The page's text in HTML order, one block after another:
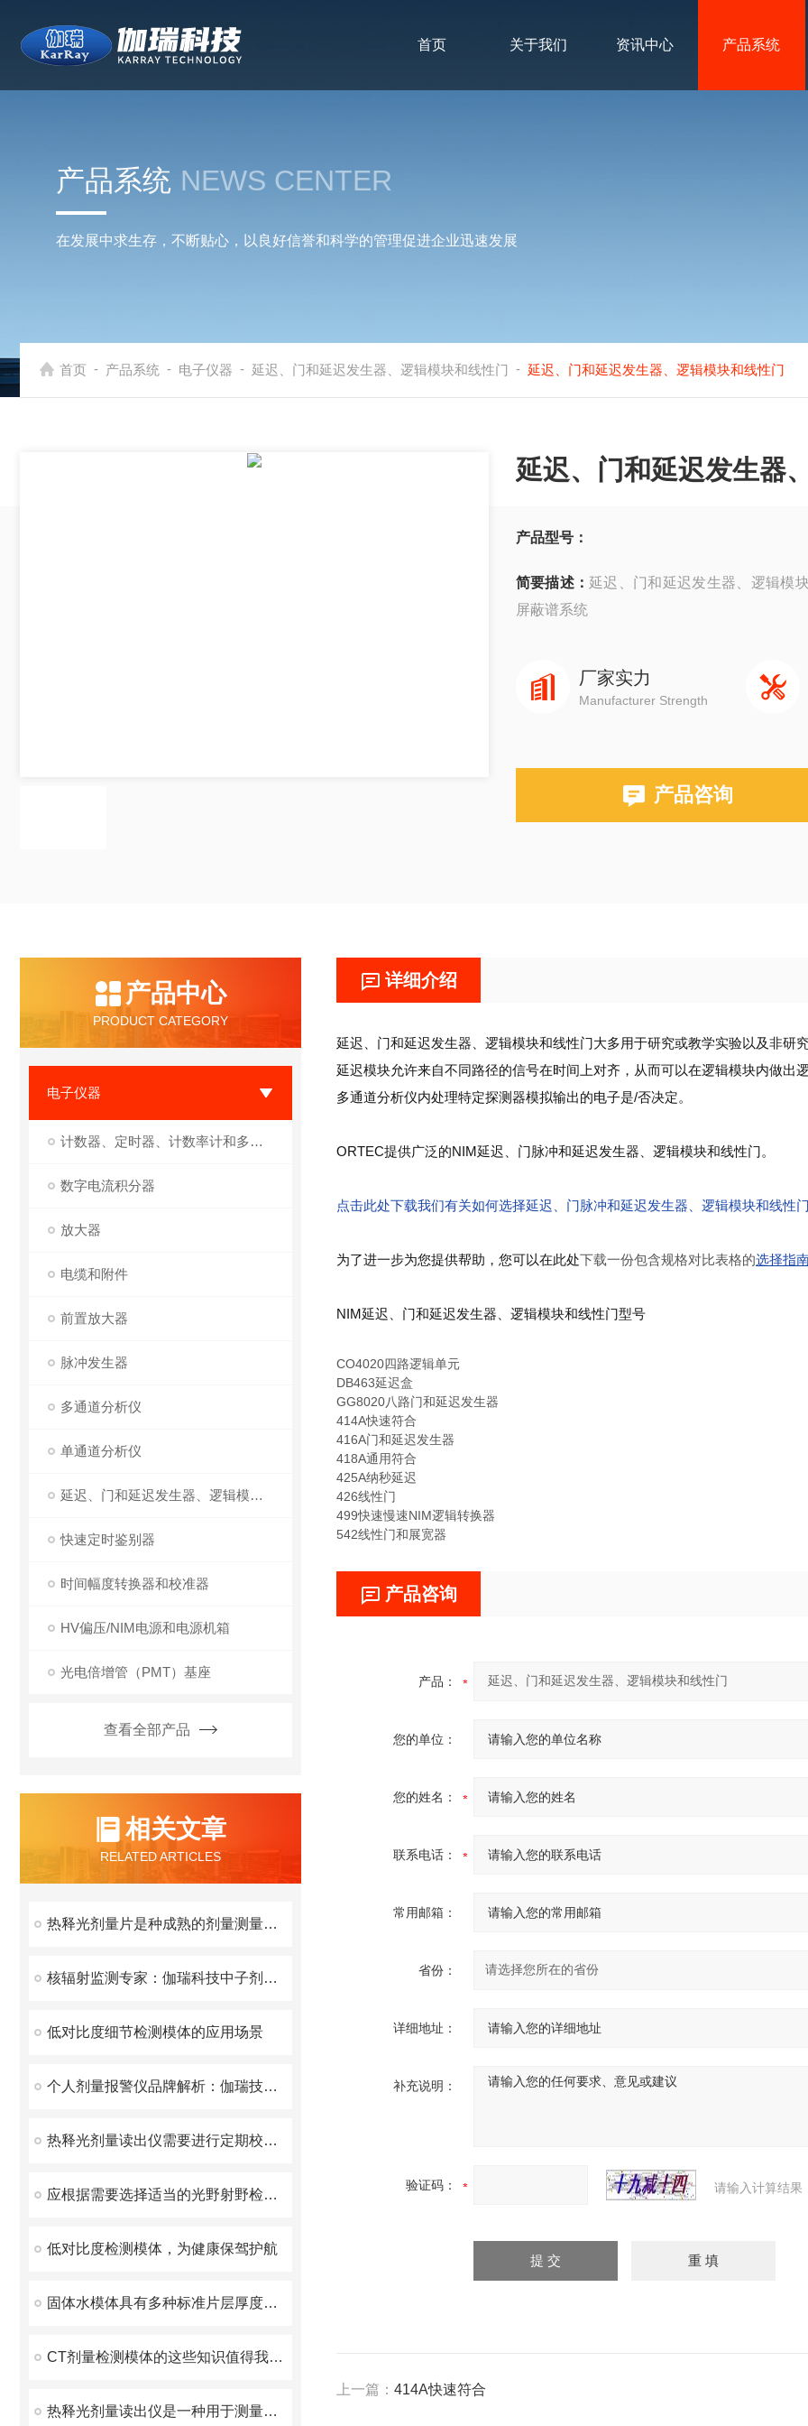
首页 关于我们 资讯中心 产品系统
产品系统 NEWS CENTER
在发展中求生存，不断贴心，以良好信誉和科学的管理促进企业迅速发展
首页 - 产品系统 - 电子仪器 - 延迟、门和延迟发生器、逻辑模块和线性门 - 延迟、门和延迟发生器、逻辑模块和线性门
延迟、门和延迟发生器
产品型号：
简要描述： 延迟、门和延迟发生器、逻辑模
屏蔽谱系统
厂家实力
Manufacturer Strength
产品咨询
产品中心
PRODUCT CATEGORY
电子仪器
计数器、定时器、计数率计和多通道定标器（MCS）
数字电流积分器
放大器
电缆和附件
前置放大器
脉冲发生器
多通道分析仪
单通道分析仪
延迟、门和延迟发生器、逻辑模块和线性门
快速定时鉴别器
时间幅度转换器和校准器
HV偏压/NIM电源和电源机箱
光电倍增管（PMT）基座
查看全部产品
相关文章
RELATED ARTICLES
热释光剂量片是种成熟的剂量测量工具
核辐射监测专家：伽瑞科技中子剂量率仪的技术底蕴与市场口碑验证
低对比度细节检测模体的应用场景
个人剂量报警仪品牌解析：伽瑞技术实力与市场表现
热释光剂量读出仪需要进行定期校准和标定
应根据需要选择适当的光野射野检测板
低对比度检测模体，为健康保驾护航
固体水模体具有多种标准片层厚度可供选择
CT剂量检测模体的这些知识值得我们学习
热释光剂量读出仪是一种用于测量辐射剂量的分析设备
详细介绍
延迟、门和延迟发生器、逻辑模块和线性门大多用于研究或教学实验以及非研
延迟模块允许来自不同路径的信号在时间上对齐，从而可以在逻辑模块内做出
多通道分析仪内处理特定探测器模拟输出的电子是/否决定。
ORTEC提供广泛的NIM延迟、门脉冲和延迟发生器、逻辑模块和线性门。
点击此处下载我们有关如何选择延迟、门脉冲和延迟发生器、逻辑模块和线性
为了进一步为您提供帮助，您可以在此处下载一份包含规格对比表格的选择指
NIM延迟、门和延迟发生器、逻辑模块和线性门型号
CO4020四路逻辑单元
DB463延迟盒
GG8020八路门和延迟发生器
414A快速符合
416A门和延迟发生器
418A通用符合
425A纳秒延迟
426线性门
499快速慢速NIM逻辑转换器
542线性门和展宽器
产品咨询
产品：
您的单位：
您的姓名：
联系电话：
常用邮箱：
省份：
详细地址：
补充说明：
验证码： 请输入计算结果
上一篇： 414A快速符合